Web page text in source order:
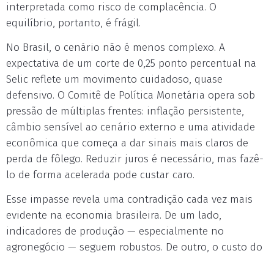
interpretada como risco de complacência. O
equilíbrio, portanto, é frágil.
No Brasil, o cenário não é menos complexo. A
expectativa de um corte de 0,25 ponto percentual na
Selic reflete um movimento cuidadoso, quase
defensivo. O Comitê de Política Monetária opera sob
pressão de múltiplas frentes: inflação persistente,
câmbio sensível ao cenário externo e uma atividade
econômica que começa a dar sinais mais claros de
perda de fôlego. Reduzir juros é necessário, mas fazê-
lo de forma acelerada pode custar caro.
Esse impasse revela uma contradição cada vez mais
evidente na economia brasileira. De um lado,
indicadores de produção — especialmente no
agronegócio — seguem robustos. De outro, o custo do